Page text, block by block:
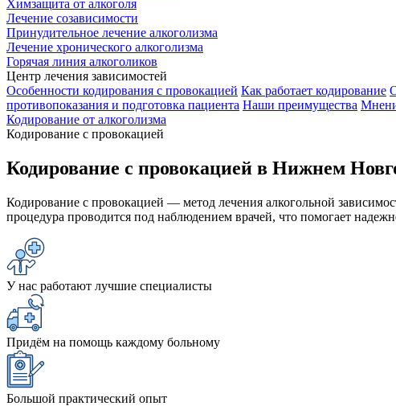
Химзащита от алкоголя
Лечение созависимости
Принудительное лечение алкоголизма
Лечение хронического алкоголизма
Горячая линия алкоголиков
Центр лечения зависимостей
Особенности кодирования с провокацией Как работает кодирование
противопоказания и подготовка пациента Наши преимущества
Кодирование от алкоголизма
Кодирование с провокацией
Кодирование с провокацией в Нижнем
Кодирование с провокацией — метод лечения алкогольной
процедура проводится под наблюдением врачей, что помогает
У нас работают лучшие специалисты
Придём на помощь каждому больному
Большой практический опыт